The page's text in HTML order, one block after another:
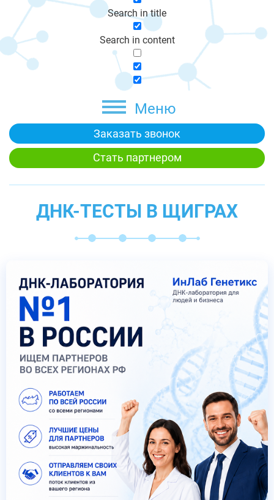
Search in title
Search in content
Меню
Заказать звонок
Стать партнером
ДНК-ТЕСТЫ В ЩИГРАХ